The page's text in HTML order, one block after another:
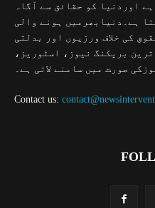
اوردنیا کو حقائق سے آگاہ
ہے۔دنیابھرمیں ہونے والی
کی خلاف ورزیوں اور بدلتی
بریکنگ نیوز، اسٹوریز،
صورت میں سامنے لاتی ہے۔
Contact us: